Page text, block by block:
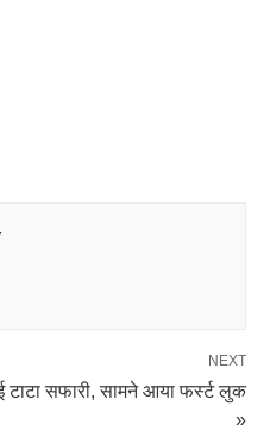
NEXT
टाटा सफारी, सामने आया फर्स्ट लुक
»